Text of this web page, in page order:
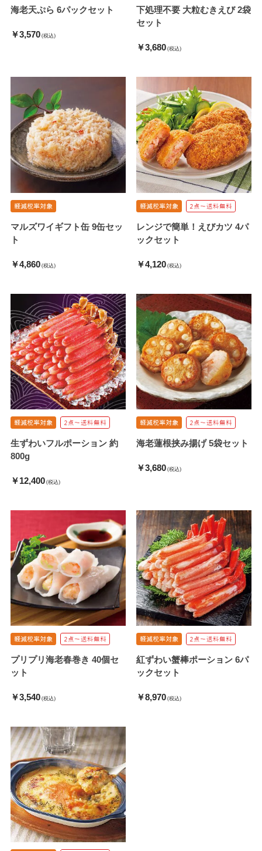
海老天ぷら 6パックセット
￥3,570 (税込)
下処理不要 大粒むきえび 2袋
セット
￥3,680 (税込)
マルズワイギフト缶 9缶セッ
ト
￥4,860 (税込)
レンジで簡単！えびカツ 4パ
ックセット
￥4,120 (税込)
生ずわいフルポーション 約
800g
￥12,400 (税込)
海老蓮根挟み揚げ 5袋セット
￥3,680 (税込)
プリプリ海老春巻き 40個セ
ット
￥3,540 (税込)
紅ずわい蟹棒ポーション 6パ
ックセット
￥8,970 (税込)